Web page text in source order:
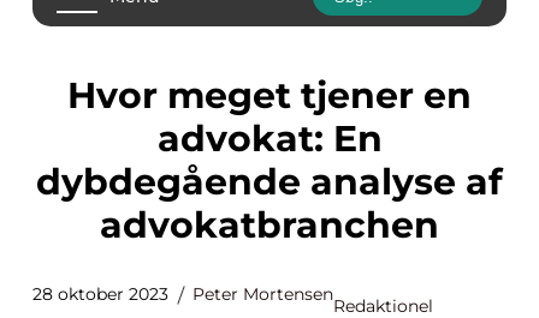
Hvor meget tjener en
advokat: En
dybdegående analyse af
advokatbranchen
28 oktober 2023 Peter Mortensen
Redaktionel